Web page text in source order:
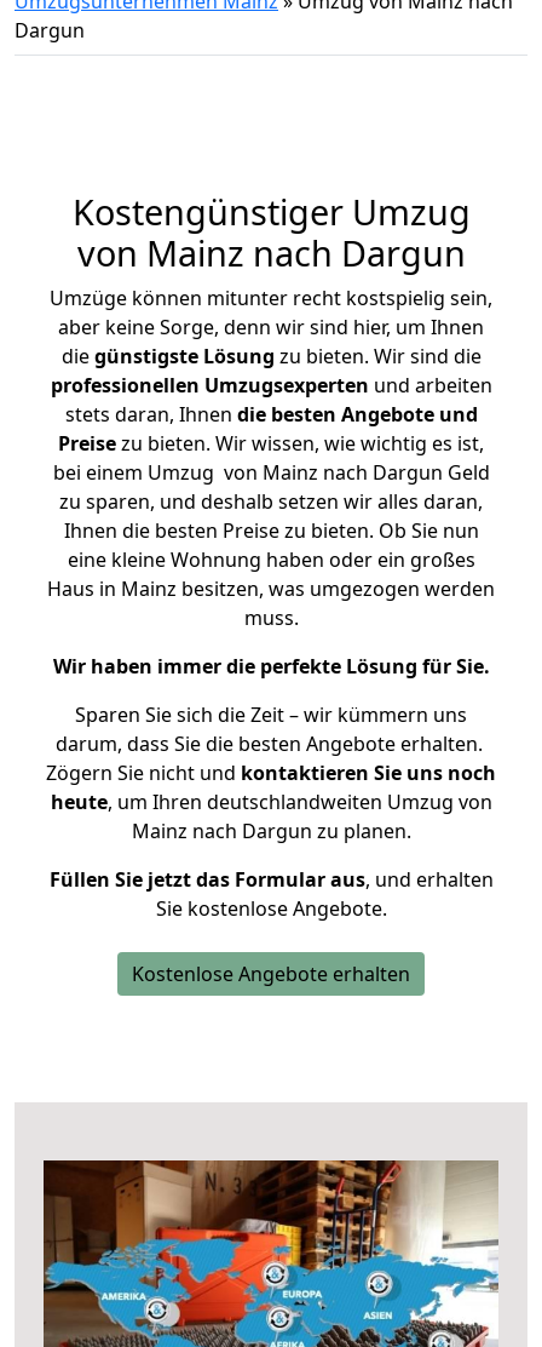
Dargun
Kostengünstiger Umzug
von Mainz nach Dargun
Umzüge können mitunter recht kostspielig sein,
aber keine Sorge, denn wir sind hier, um Ihnen
diegünstigste Lösung zu bieten. Wir sind die
professionellen Umzugsexperten und arbeiten
stets daran, Ihnen die besten Angebote und
Preisezu bieten. Wir wissen, wie wichtig es ist,
bei einem Umzug von Mainz nach Dargun Geld
zu sparen, und deshalb setzen wir alles daran,
Ihnen die besten Preise zu bieten. Ob Sie nun
eine kleine Wohnung haben oder ein großes
Haus in Mainz besitzen, was umgezogen werden
muss.
Wir haben immer die perfekte Lösung für Sie.
Sparen Sie sich die Zeit – wir kümmern uns
darum, dass Sie die besten Angebote erhalten.
Zögern Sie nicht und kontaktieren Sie uns noch
heute, um Ihren deutschlandweiten Umzug von
Mainz nach Dargun zu planen.
Füllen Sie jetzt das Formular aus, und erhalten
Sie kostenlose Angebote.
Kostenlose Angebote erhalten